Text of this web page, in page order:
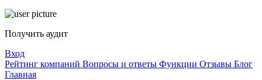
Получить аудит
Вход
Рейтинг компаний Вопросы и ответы Функции Отзывы Блог
Главная